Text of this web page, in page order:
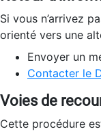
Si vous n’arrivez
orienté vers une
Envoyer un
Contacter le
Voies de
Cette procédure